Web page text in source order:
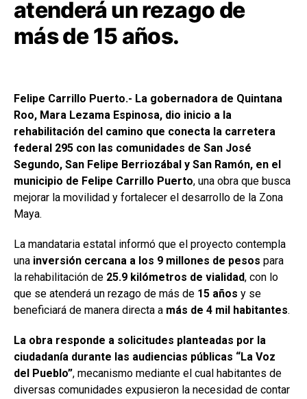
atenderá un rezago de
más de 15 años.
Felipe Carrillo Puerto.- La gobernadora de Quintana
Roo, Mara Lezama Espinosa, dio inicio a la
rehabilitación del camino que conecta la carretera
federal 295 con las comunidades de San José
Segundo, San Felipe Berriozábal y San Ramón, en el
municipio de Felipe Carrillo Puerto, una obra que busca
mejorar la movilidad y fortalecer el desarrollo de la Zona
Maya.
La mandataria estatal informó que el proyecto contempla
una inversión cercana a los 9 millones de pesos para
la rehabilitación de 25.9 kilómetros de vialidad, con lo
que se atenderá un rezago de más de 15 años y se
beneficiará de manera directa a más de 4 mil habitantes.
La obra responde a solicitudes planteadas por la
ciudadanía durante las audiencias públicas “La Voz
del Pueblo”, mecanismo mediante el cual habitantes de
diversas comunidades expusieron la necesidad de contar